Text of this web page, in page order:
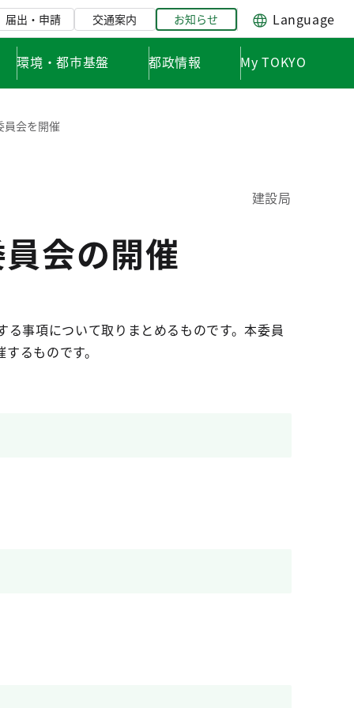
届出・申請 交通案内 お知らせ Language
環境・都市基盤 都政情報 My TOKYO
員会を開催
建設局
会の開催
事項について取りまとめるものです。本委員
るものです。